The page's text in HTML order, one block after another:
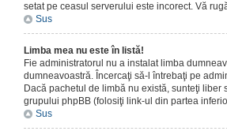
setat pe ceasul serverului este incorect. Vă
Sus
Limba mea nu este în listă!
Fie administratorul nu a instalat limba
dumneavoastră. Încercaţi să-l întrebaţi pe
Dacă pachetul de limbă nu există, sunteţi
grupului phpBB (folosiţi link-ul din partea
Sus